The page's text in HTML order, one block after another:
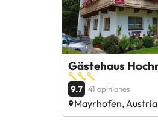
Gästehaus
9.7 41 opiniones
Mayrhofen, Austria